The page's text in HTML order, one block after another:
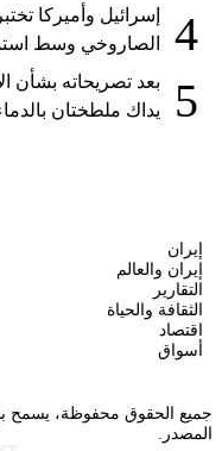
4
إسرائيل وأميركا
الصاروخي وسط
5
بعد تصريحاته بشأن
يداك ملطختان
إيران
إيران والعالم
التقارير
الثقافة والحياة
اقتصاد
أسواق
جميع الحقوق محفوظة، يسمح
المصدر.